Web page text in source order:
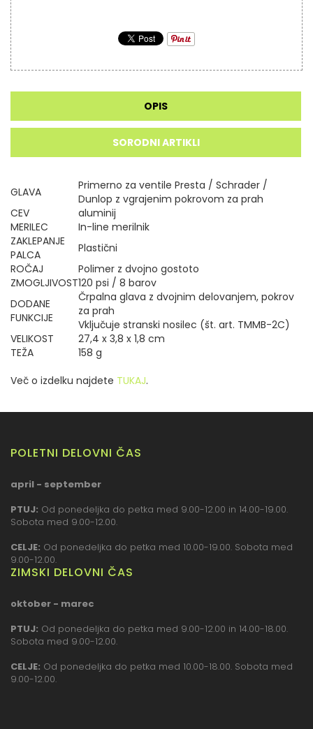
OPIS
SORODNI ARTIKLI
GLAVA
Primerno za ventile Presta / Schrader /
Dunlop z vgrajenim pokrovom za prah
CEV
aluminij
MERILEC
In-line merilnik
ZAKLEPANJE
PALCA
Plastični
ROČAJ
Polimer z dvojno gostoto
ZMOGLJIVOST120 psi / 8 barov
DODANE
FUNKCIJE
Črpalna glava z dvojnim delovanjem, pokrov
za prah
Vključuje stranski nosilec (št. art. TMMB-2C)
VELIKOST
27,4 x 3,8 x 1,8 cm
TEŽA
158 g
Več o izdelku najdete TUKAJ.
POLETNI DELOVNI ČAS
april - september
PTUJ: Od ponedeljka do petka med 9.00-12.00 in 14.00-19.00.
Sobota med 9.00-12.00.
CELJE: Od ponedeljka do petka med 10.00-19.00. Sobota med
9.00-12.00.
ZIMSKI DELOVNI ČAS
oktober - marec
PTUJ: Od ponedeljka do petka med 9.00-12.00 in 14.00-18.00.
Sobota med 9.00-12.00.
CELJE: Od ponedeljka do petka med 10.00-18.00. Sobota med
9.00-12.00.